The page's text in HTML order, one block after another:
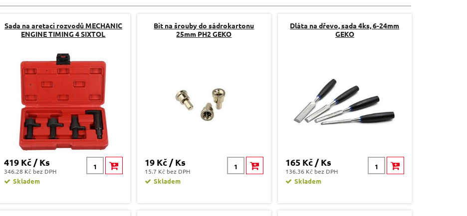
Sada na aretaci rozvodů MECHANIC
ENGINE TIMING 4 SIXTOL
419 Kč / Ks
346.28 Kč bez DPH
Skladem
Bit na šrouby do sádrokartonu
25mm PH2 GEKO
19 Kč / Ks
15.7 Kč bez DPH
Skladem
Dláta na dřevo, sada 4ks, 6-24mm
GEKO
165 Kč / Ks
136.36 Kč bez DPH
Skladem